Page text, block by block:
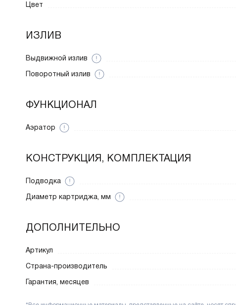
Цвет
ИЗЛИВ
Выдвижной излив
Поворотный излив
ФУНКЦИОНАЛ
Аэратор
КОНСТРУКЦИЯ, КОМПЛЕКТАЦИЯ
Подводка
Диаметр картриджа, мм
ДОПОЛНИТЕЛЬНО
Артикул
Страна-производитель
Гарантия, месяцев